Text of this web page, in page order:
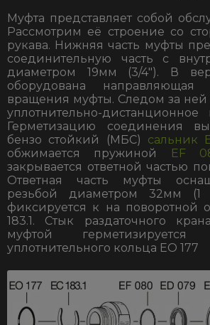
Муфта представляет собой
Рассмотрим её строение со
рукава. Нижняя часть муфты
соединительную часть с
диаметром 19мм (3/4″). В
оборудована
вращения муфты. Следом за ней
уплотнительно-
Герметизацию соединения
бензо стойкий (МБС) сальник
обжимается пружиной
EF
закрывается ответной частью
Ответная часть муфты
резьбой диаметром 32мм (1
фиксируется к на поворотной
183.1. Стык раздаточного
муфтой
уплотнительного кольца ЕО 177